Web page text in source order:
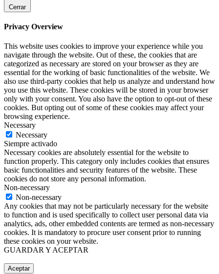
Cerrar
Privacy Overview
This website uses cookies to improve your experience while you
navigate through the website. Out of these, the cookies that are
categorized as necessary are stored on your browser as they are
essential for the working of basic functionalities of the website. We
also use third-party cookies that help us analyze and understand how
you use this website. These cookies will be stored in your browser
only with your consent. You also have the option to opt-out of these
cookies. But opting out of some of these cookies may affect your
browsing experience.
Necessary
Necessary
Siempre activado
Necessary cookies are absolutely essential for the website to
function properly. This category only includes cookies that ensures
basic functionalities and security features of the website. These
cookies do not store any personal information.
Non-necessary
Non-necessary
Any cookies that may not be particularly necessary for the website
to function and is used specifically to collect user personal data via
analytics, ads, other embedded contents are termed as non-necessary
cookies. It is mandatory to procure user consent prior to running
these cookies on your website.
GUARDAR Y ACEPTAR
Aceptar